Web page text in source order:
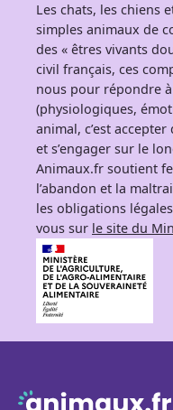
Les chats, les chiens
simples animaux de
des « êtres vivants
civil français, ces
nous pour répondre
(physiologiques,
animal, c’est
et s’engager sur le
Animaux.fr soutient
l’abandon et la
les obligations
vous sur le site du